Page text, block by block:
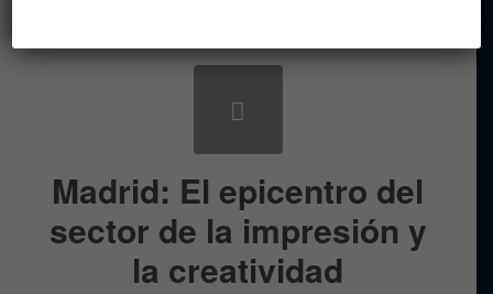
Madrid: El epicentro del
sector de la impresión y
la creatividad